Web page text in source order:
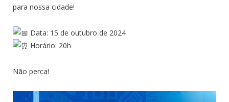
para nossa cidade!
Data: 15 de outubro de 2024
Horário: 20h
Não perca!